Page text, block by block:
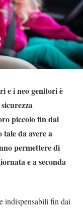
e i neo genitori è
piccolo fin dal
da avere a
permettere di
e a seconda
indispensabili fin dai